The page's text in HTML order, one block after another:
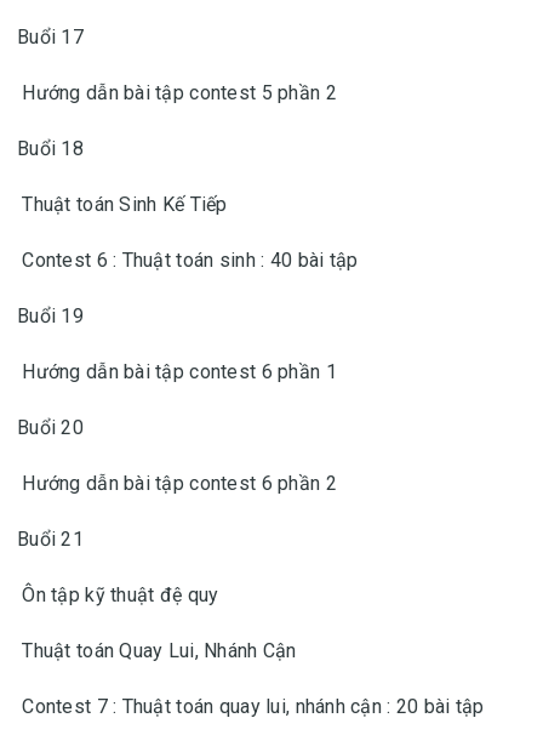
Buổi 17
Hướng dẫn bài tập contest 5 phần 2
Buổi 18
Thuật toán Sinh Kế Tiếp
Contest 6 : Thuật toán sinh : 40 bài tập
Buổi 19
Hướng dẫn bài tập contest 6 phần 1
Buổi 20
Hướng dẫn bài tập contest 6 phần 2
Buổi 21
Ôn tập kỹ thuật đệ quy
Thuật toán Quay Lui, Nhánh Cận
Contest 7 : Thuật toán quay lui, nhánh cận : 20 bài tập